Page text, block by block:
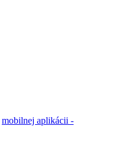
mobilnej aplikácii -